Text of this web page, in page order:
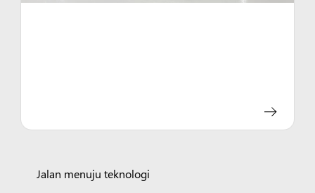
Jalan menuju teknologi